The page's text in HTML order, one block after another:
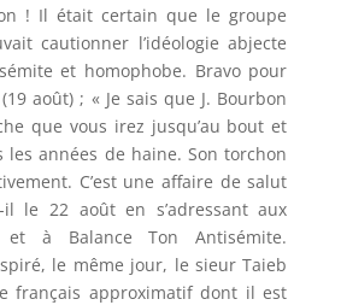
! Il était certain que le groupe
cautionner l’idéologie abjecte
et homophobe. Bravo pour
août) ; « Je sais que J. Bourbon
que vous irez jusqu’au bout et
les années de haine. Son torchon
C’est une affaire de salut
le 22 août en s’adressant aux
et à Balance Ton Antisémite.
le même jour, le sieur Taieb
français approximatif dont il est